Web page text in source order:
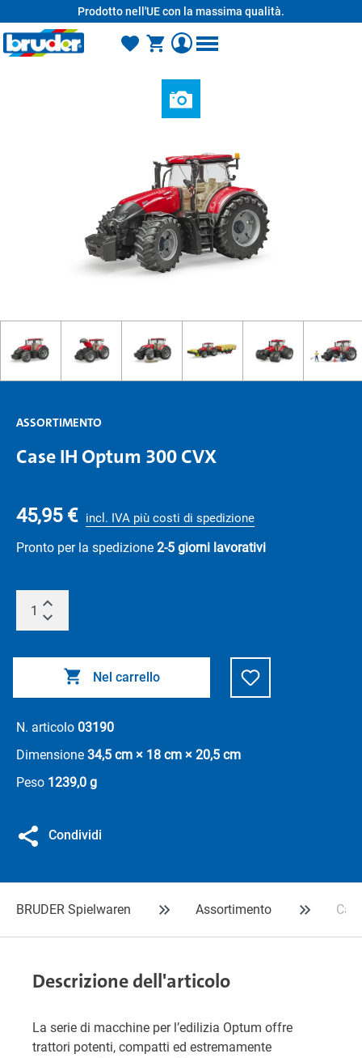
Prodotto nell'UE con la massima qualità.
ASSORTIMENTO
Case IH Optum 300 CVX
45,95 € incl. IVA più costi di spedizione
Pronto per la spedizione 2-5 giorni lavorativi
Nel carrello
N. articolo 03190
Dimensione 34,5 cm × 18 cm × 20,5 cm
Peso 1239,0 g
Condividi
BRUDER Spielwaren Assortimento
Descrizione dell'articolo
La serie di macchine per l’edilizia Optum offre
trattori potenti, compatti ed estremamente